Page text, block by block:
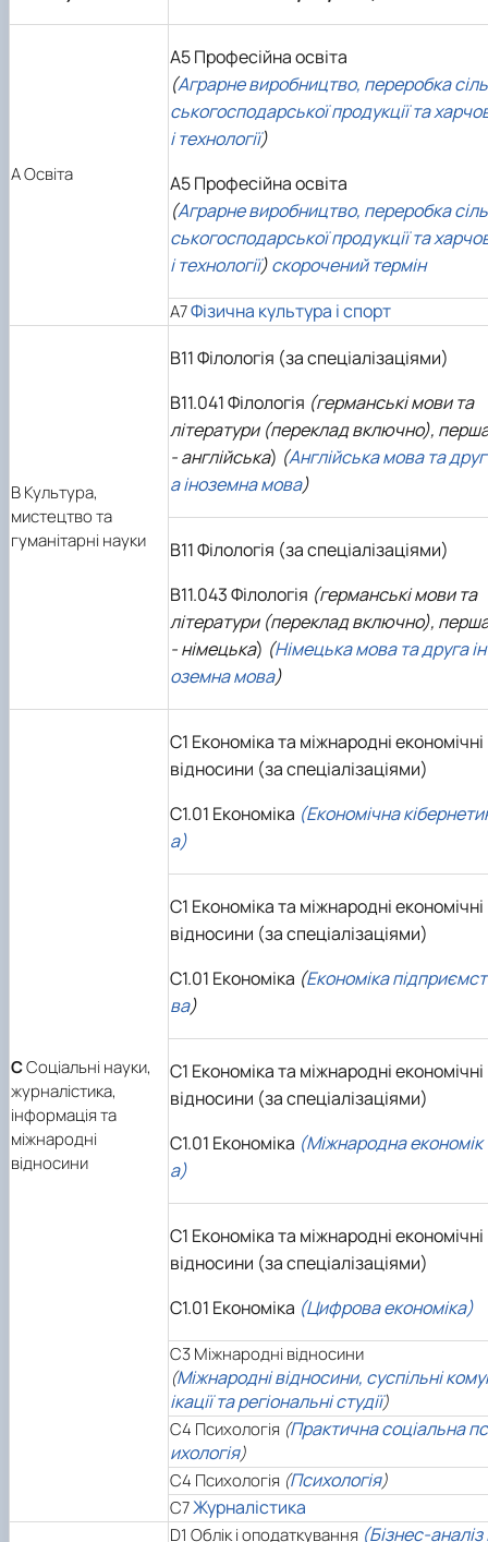
АОсвіта
А5 Професійна освіта
(Аграрне виробництво, переробка сіль
ськогосподарської продукції та
і технології)
А5 Професійна освіта
(Аграрне виробництво, переробка сіль
ськогосподарської продукції та
і технології)скорочений термін
А7Фізична культура і спорт
ВКультура,
мистецтво та
гуманітарні науки
В11 Філологія (за спеціалізаціями)
В11.041 Філологія (германські мови та
літератури (переклад включно),
- англійська) (Англійська мова та друг
а іноземна мова)
В11 Філологія (за спеціалізаціями)
В11.043 Філологія (германські мови та
літератури (переклад включно),
- німецька) (Німецька мова та друга ін
оземна мова)
ССоціальні науки,
журналістика,
інформація та
міжнародні
відносини
C1 Економіка та міжнародні економічні
відносини (за спеціалізаціями)
C1.01 Економіка (Економічна
а)
C1 Економіка та міжнародні економічні
відносини (за спеціалізаціями)
C1.01 Економіка (Економіка підприємст
ва)
C1 Економіка та міжнародні економічні
відносини (за спеціалізаціями)
C1.01 Економіка (Міжнародна економік
а)
C1 Економіка та міжнародні економічні
відносини (за спеціалізаціями)
C1.01 Економіка (Цифрова економіка)
C3 Міжнародні відносини
(Міжнародні відносини, суспільні
ікації та регіональні студії)
C4 Психологія (Практична соціальна пс
ихологія)
C4 Психологія (Психологія)
C7Журналістика
D1 Облік і оподаткування (Бізнес-аналіз